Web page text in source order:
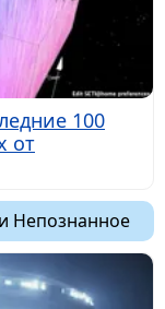
100
от
Непознанное